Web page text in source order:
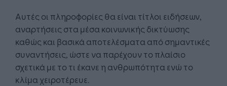
Αυτές οι πληροφορίες θα είναι τίτλοι ειδήσεων,
αναρτήσεις στα μέσα κοινωνικής δικτύωσης
καθώς και βασικά αποτελέσματα από σημαντικές
συναντήσεις, ώστε να παρέχουν το πλαίσιο
σχετικά με το τι έκανε η ανθρωπότητα ενώ το
κλίμα χειροτέρευε.